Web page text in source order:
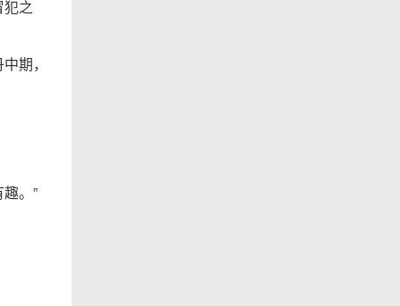
之
期，
。”